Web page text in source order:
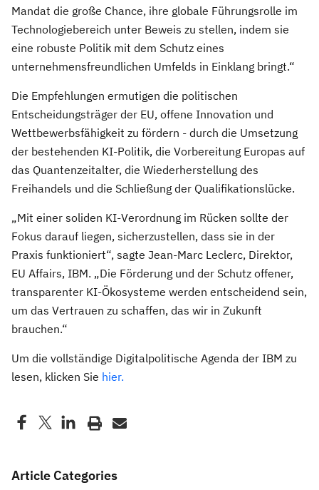
Mandat die große Chance, ihre globale Führungsrolle im
Technologiebereich unter Beweis zu stellen, indem sie
eine robuste Politik mit dem Schutz eines
unternehmensfreundlichen Umfelds in Einklang bringt.“
Die Empfehlungen ermutigen die politischen
Entscheidungsträger der EU, offene Innovation und
Wettbewerbsfähigkeit zu fördern - durch die Umsetzung
der bestehenden KI-Politik, die Vorbereitung Europas auf
das Quantenzeitalter, die Wiederherstellung des
Freihandels und die Schließung der Qualifikationslücke.
„Mit einer soliden KI-Verordnung im Rücken sollte der
Fokus darauf liegen, sicherzustellen, dass sie in der
Praxis funktioniert“, sagte Jean-Marc Leclerc, Direktor,
EU Affairs, IBM. „Die Förderung und der Schutz offener,
transparenter KI-Ökosysteme werden entscheidend sein,
um das Vertrauen zu schaffen, das wir in Zukunft
brauchen.“
Um die vollständige Digitalpolitische Agenda der IBM zu
lesen, klicken Sie hier.
Article Categories